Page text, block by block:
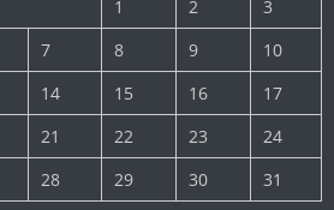
1
2
3
7 8 9
10
14 15 16
17
21 22 23
24
28 29 30 31